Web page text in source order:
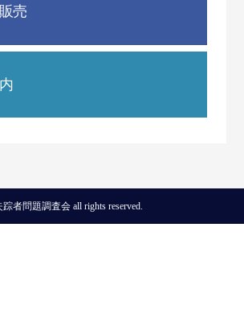
売
者問題調査会 all rights reserved.